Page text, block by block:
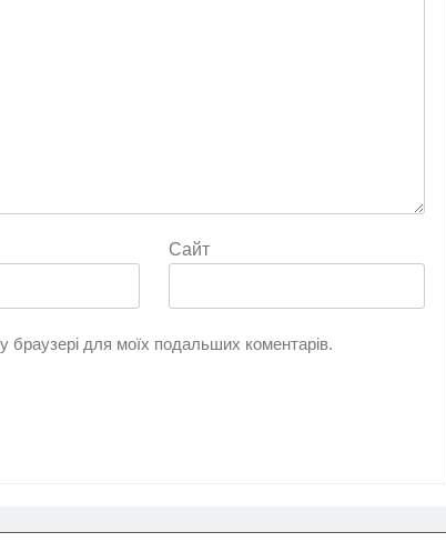
Сайт
для моїх подальших коментарів.